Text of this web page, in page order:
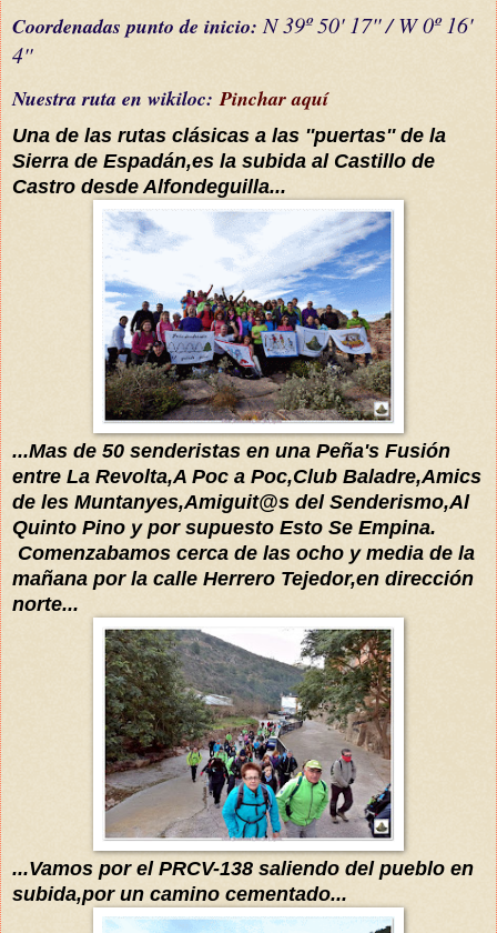
Coordenadas punto de inicio:N 39º 50' 17'' / W 0º 16'
4''
Nuestra ruta en wikiloc:Pinchar aquí
Una de las rutas clásicas a las ''puertas'' de la
Sierra de Espadán,es la subida al Castillo de
Castro desdeAlfondeguilla...
...Mas de 50 senderistas en una Peña's Fusión
entre La Revolta,A Poc a Poc,Club Baladre,Amics
de les Muntanyes,Amiguit@s del Senderismo,Al
Quinto Pino y por supuesto Esto Se Empina.
Comenzabamos cerca de las ocho y media de la
mañana por la calle Herrero Tejedor,en dirección
norte...
...Vamos por el PRCV-138 saliendo del pueblo en
subida,por un camino cementado...